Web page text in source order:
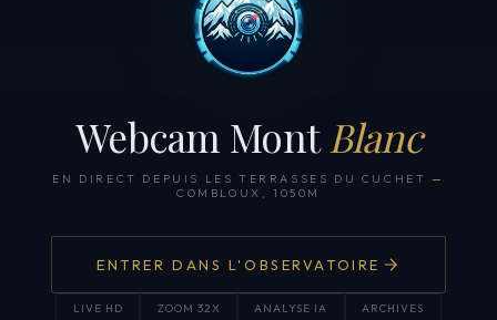
Webcam Mont Blanc
EN DIRECT DEPUIS LES TERRASSES DU CUCHET —
COMBLOUX, 1050M
ENTRER DANS L'OBSERVATOIRE
LIVE HD ZOOM 32X ANALYSE IA ARCHIVES